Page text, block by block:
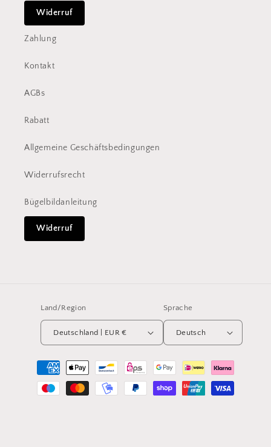
Widerruf
Zahlung
Kontakt
AGBs
Rabatt
Allgemeine Geschäftsbedingungen
Widerrufsrecht
Bügelbildanleitung
Widerruf
Land/Region
Deutschland | EUR €
Sprache
Deutsch
Zahlungsmethoden